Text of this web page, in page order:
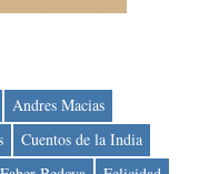
Andres Macias
Cuentos de la India